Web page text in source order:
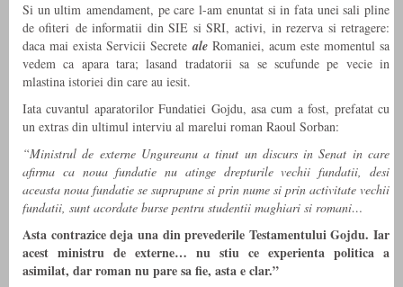
Si un ultim amendament, pe care l-am enuntat si in fata unei sali pline
de ofiteri de informatii din SIE si SRI, activi, in rezerva si retragere:
daca mai exista Servicii SecretealeRomaniei, acum este momentul sa
vedem ca apara tara; lasand tradatorii sa se scufunde pe vecie in
mlastina istoriei din care au iesit.
Iata cuvantul aparatorilor Fundatiei Gojdu, asa cum a fost, prefatat cu
un extras din ultimul interviu al marelui roman Raoul Sorban:
“Ministrul de externe Ungureanu a tinut un discurs in Senat in care
afirma ca noua fundatie nu atinge drepturile vechii fundatii, desi
aceasta noua fundatie se suprapune si prin nume si prin activitate vechii
fundatii, sunt acordate burse pentru studentii maghiari si romani…
Asta contrazice deja una din prevederile Testamentului Gojdu. Iar
acest ministru de externe… nu stiu ce experienta politica a
asimilat, dar roman nu pare sa fie, asta e clar.”